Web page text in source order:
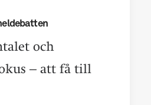
och
– att få till